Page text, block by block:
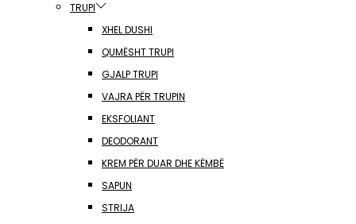
TRUPI
XHEL DUSHI
QUMËSHT TRUPI
GJALP TRUPI
VAJRA PËR TRUPIN
EKSFOLIANT
DEODORANT
KREM PËR DUAR DHE KËMBË
SAPUN
STRIJA